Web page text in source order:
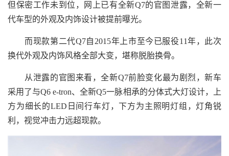
但保密工作未到位，网上已有全新Q7的官图泄露，全新一
代车型的外观及内饰设计被提前曝光。
而现款第二代Q7自2015年上市至今已服役11年，此次
换代外观及内饰风格全部大变，堪称脱胎换骨。
从泄露的官图来看，全新Q7前脸变化最为剧烈，新车
采用了与Q6 e-tron、全新Q5一脉相承的分体式大灯设计，上
方为细长的LED日间行车灯，下方为主照明灯组，灯角锐
利，视觉冲击力远超现款。